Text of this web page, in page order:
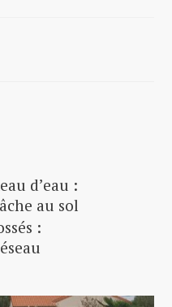
d’eau :
au sol
: